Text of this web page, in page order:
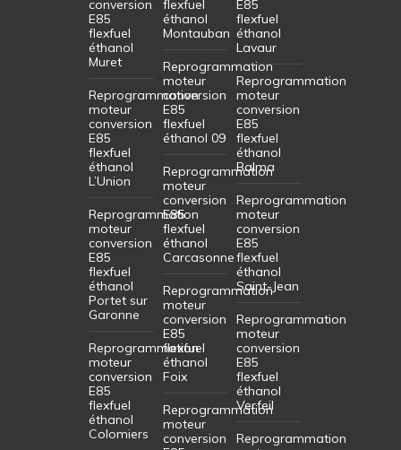
conversion
E85
flexfuel
éthanol
Muret
Reprogrammation
moteur
conversion
E85
flexfuel
éthanol
L’Union
Reprogrammation
moteur
conversion
E85
flexfuel
éthanol
Portet sur
Garonne
Reprogrammation
moteur
conversion
E85
flexfuel
éthanol
Colomiers
flexfuel
éthanol
Montauban
Reprogrammation
moteur
conversion
E85
flexfuel
éthanol 09
Reprogrammation
moteur
conversion
E85
flexfuel
éthanol
Carcasonne
Reprogrammation
moteur
conversion
E85
flexfuel
éthanol
Foix
Reprogrammation
moteur
conversion
E85
flexfuel
éthanol
Lavaur
Reprogrammation
moteur
conversion
E85
flexfuel
éthanol
Balma
Reprogrammation
moteur
conversion
E85
flexfuel
éthanol
Saint-Jean
Reprogrammation
moteur
conversion
E85
flexfuel
éthanol
Verfeil
Reprogrammation